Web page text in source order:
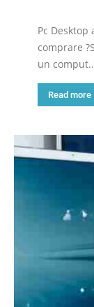
Pc
comprare
un
Read more